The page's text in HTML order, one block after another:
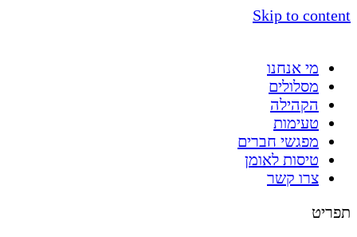
Skip to content
מי אנחנו
מסלולים
הקהילה
טעימות
מפגשי חברים
טיסות לאומן
צרו קשר
תפריט